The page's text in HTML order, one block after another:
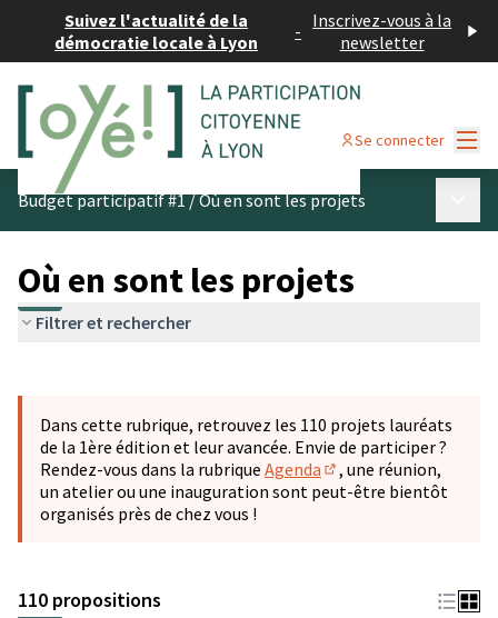
Suivez l'actualité de la
démocratie locale à Lyon
- Inscrivez-vous à la
newsletter
Se connecter
Budget participatif #1/Où en sont les projets
Où en sont les projets
Filtrer et rechercher
−
Dans cette rubrique, retrouvez les 110 projets lauréats
de la 1ère édition et leur avancée. Envie de participer ?
Rendez-vous dans la rubrique Agenda
(S'ouvre dans un
, une réunion,
un atelier ou une inauguration sont peut-être bientôt
organisés près de chez vous !
110 propositions